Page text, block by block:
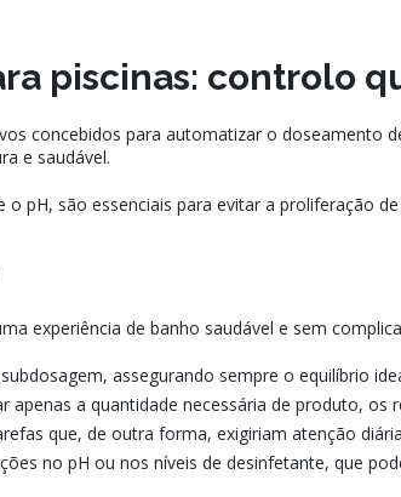
piscinas: controlo
concebidos para automatizar o
e saudável.
pH, são essenciais para evitar a proliferação
experiência de banho saudável e sem
assegurando sempre o equilíbrio
apenas a quantidade necessária de produto, os
que, de outra forma, exigiriam atenção
no pH ou nos níveis de desinfetante, que